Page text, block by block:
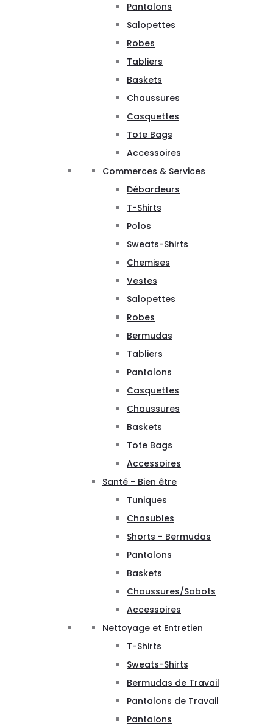
Pantalons
Salopettes
Robes
Tabliers
Baskets
Chaussures
Casquettes
Tote Bags
Accessoires
Commerces & Services
Débardeurs
T-Shirts
Polos
Sweats-Shirts
Chemises
Vestes
Salopettes
Robes
Bermudas
Tabliers
Pantalons
Casquettes
Chaussures
Baskets
Tote Bags
Accessoires
Santé - Bien être
Tuniques
Chasubles
Shorts - Bermudas
Pantalons
Baskets
Chaussures/Sabots
Accessoires
Nettoyage et Entretien
T-Shirts
Sweats-Shirts
Bermudas de Travail
Pantalons de Travail
Pantalons